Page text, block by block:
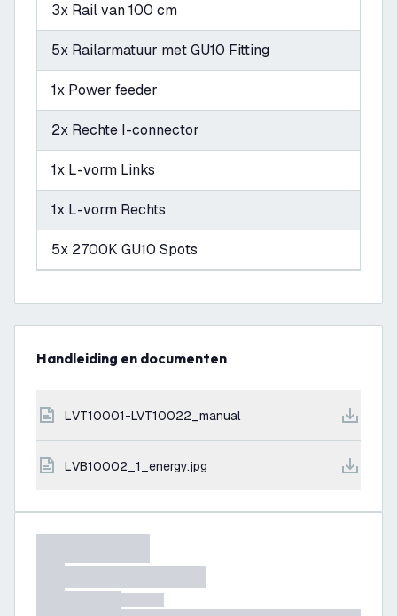
3x Rail van 100 cm
5x Railarmatuur met GU10 Fitting
1x Power feeder
2x Rechte I-connector
1x L-vorm Links
1x L-vorm Rechts
5x 2700K GU10 Spots
Handleiding en documenten
LVT10001-LVT10022_manual
LVB10002_1_energy.jpg